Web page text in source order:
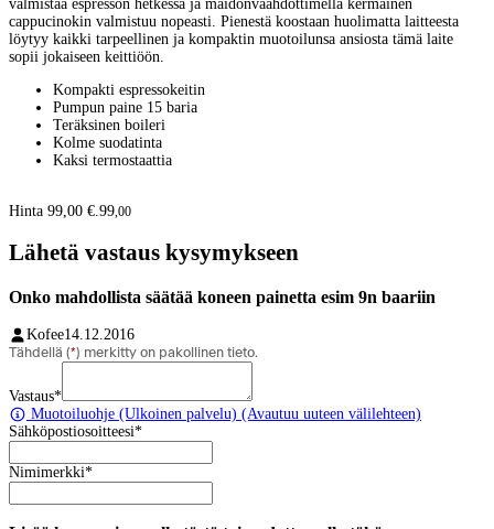
valmistaa espresson hetkessä ja maidonvaahdottimella kermainen
cappucinokin valmistuu nopeasti. Pienestä koostaan huolimatta laitteesta
löytyy kaikki tarpeellinen ja kompaktin muotoilunsa ansiosta tämä laite
sopii jokaiseen keittiöön.
Kompakti espressokeitin
Pumpun paine 15 baria
Teräksinen boileri
Kolme suodatinta
Kaksi termostaattia
Hinta 99,00 €. 99,00
Lähetä vastaus kysymykseen
Onko mahdollista säätää koneen painetta esim 9n baariin
Kofee14.12.2016
Tähdellä (*) merkitty on pakollinen tieto.
Vastaus*
Muotoiluohje (Ulkoinen palvelu) (Avautuu uuteen välilehteen)
Sähköpostiosoitteesi*
Nimimerkki*